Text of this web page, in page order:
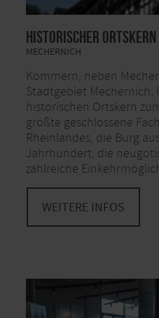
Historischer Ortskern
MECHERNICH
Kommern, neben
Stadtgebiet Mechernich,
historischen Ortskern
größte geschlossene
Rheinlandes, die Burg
Jahrhundert, die
zahlreiche
WEITERE INFOS